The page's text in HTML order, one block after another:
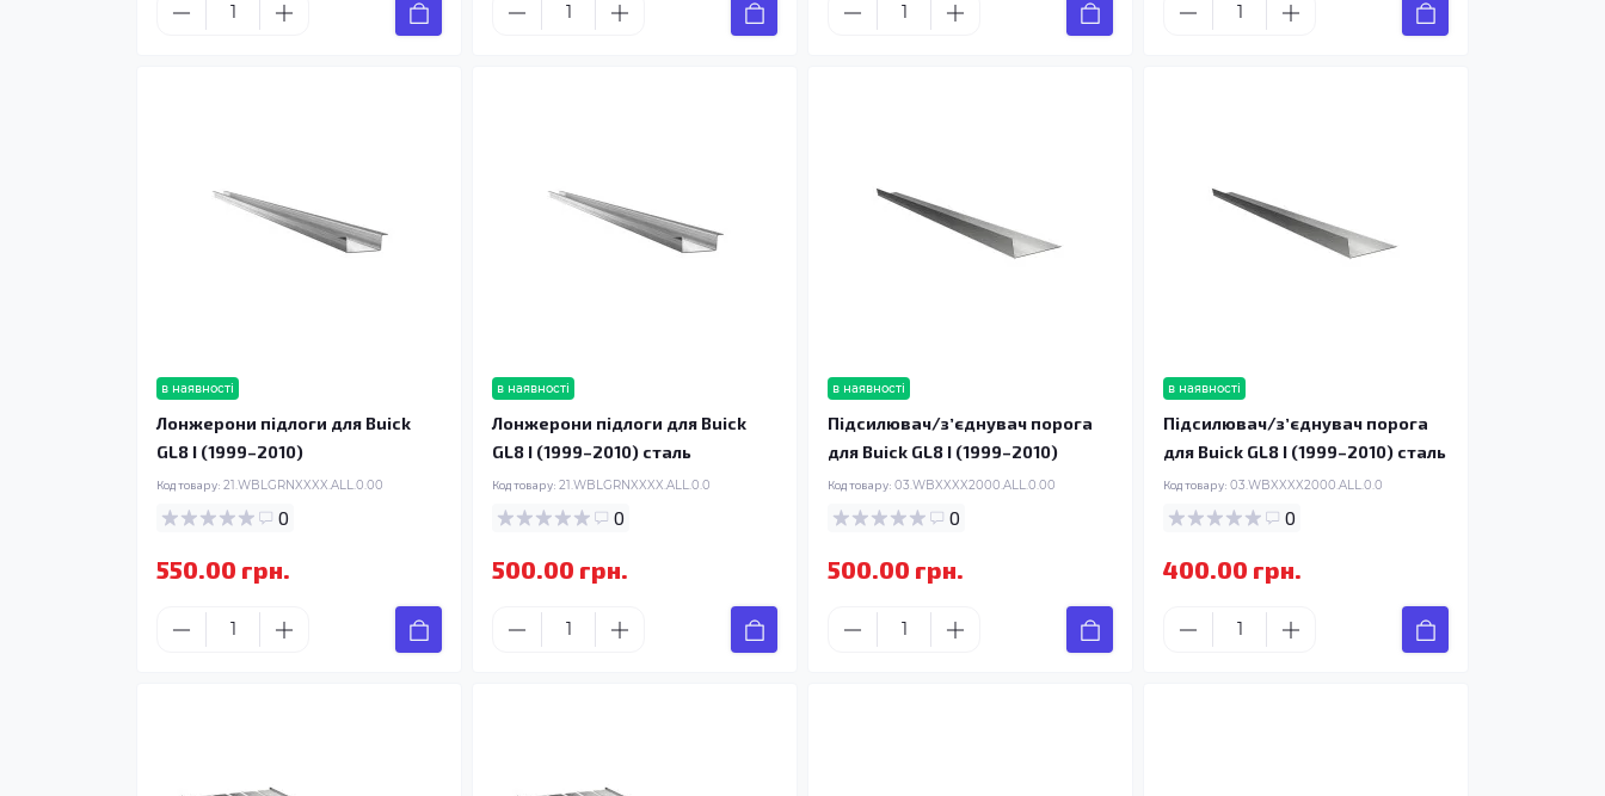
в наявності
Лонжерони підлоги для Buick
GL8 I (1999–2010)
Код товару: 21.WBLGRNXXXX.ALL.0.00
0
550.00 грн.
в наявності
Лонжерони підлоги для Buick
GL8 I (1999–2010) сталь
Код товару: 21.WBLGRNXXXX.ALL.0.0
0
500.00 грн.
в наявності
Підсилювач/зʼєднувач порога
для Buick GL8 I (1999–2010)
Код товару: 03.WBXXXX2000.ALL.0.00
0
500.00 грн.
в наявності
Підсилювач/зʼєднувач порога
для Buick GL8 I (1999–2010) сталь
Код товару: 03.WBXXXX2000.ALL.0.0
0
400.00 грн.